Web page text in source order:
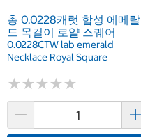
총 0.0228캐럿 합성 에메랄
드 목걸이 로얄 스퀘어
0.0228CTW lab emerald
Necklace Royal Square
★★★★★
★★★★★